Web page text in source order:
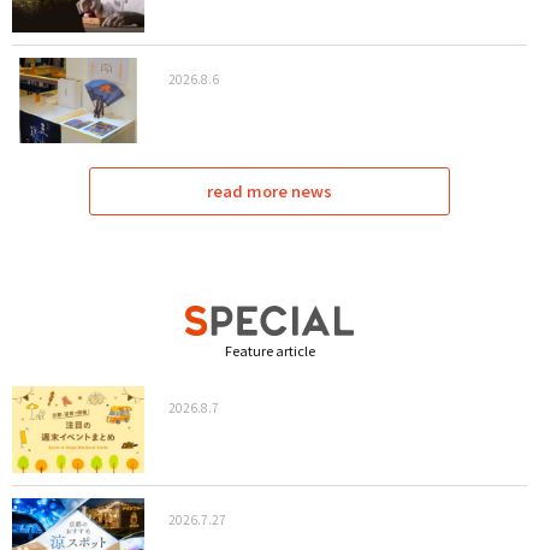
2026.8.6
read more news
Feature article
2026.8.7
2026.7.27